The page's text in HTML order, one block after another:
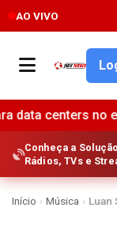
AO VIVO
espaço e
Conheça a
Rádios, TVs e
Início › Música › Luan